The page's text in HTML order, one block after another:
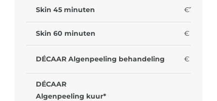
Skin 45 minuten €79
Skin 60 minuten € 99
DÉCAAR Algenpeeling behandeling € 99
DÉCAAR
Algenpeeling kuur*